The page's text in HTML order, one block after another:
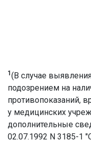
1 (В случае
подозрением на
противопоказаний,
у медицинских
дополнительные
02.07.1992 N 3185-1